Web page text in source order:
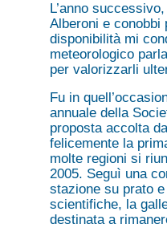
L’anno
Alberoni e conobbi
disponibilità mi
meteorologico
per valorizzarli
Fu in
annuale della
proposta accolta
felicemente la
molte regioni si
2005. Seguì una
stazione su prato
scientifiche, la
destinata a